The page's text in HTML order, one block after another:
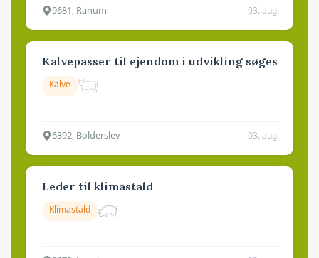
9681, Ranum 03. aug.
Kalvepasser til ejendom i udvikling søges
Kalve
6392, Bolderslev 03. aug.
Leder til klimastald
Klimastald